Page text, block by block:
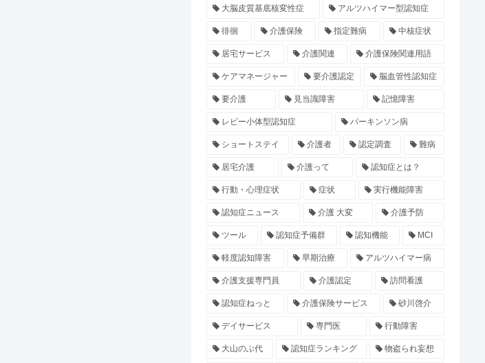
大脳皮質基底核変性症 アルツハイマー型認知症
徘徊 介護保険 指定難病 中核症状
居宅サービス 介護関連 介護保険関連用語
ケアマネージャー 要介護認定 脳血管性認知症
要介護 見当識障害 記憶障害
レビー小体型認知症 パーキンソン病
ショートステイ 介護者 認定調査 難病
居宅介護 介護って 認知症とは？
行動・心理症状 症状 実行機能障害
認知症ニュース 介護 大変 介護予防
ツール 認知症予備群 認知機能 MCI
軽度認知障害 早期治療 アルツハイマー病
介護支援専門員 介護認定 訪問看護
認知症ねっと 介護保険サービス 砂川啓介
デイサービス 専門医 行動障害
大山のぶ代 認知症ランキング 物盗られ妄想